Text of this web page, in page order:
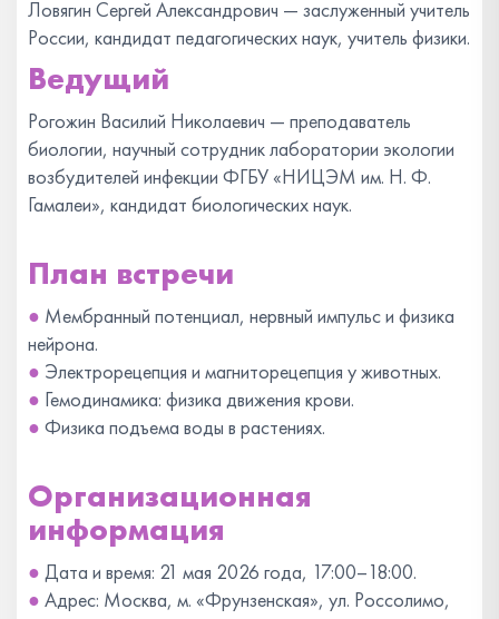
Ловягин Сергей Александрович — заслуженный учитель
России, кандидат педагогических наук, учитель физики.
Ведущий
Рогожин Василий Николаевич — преподаватель
биологии, научный сотрудник лаборатории экологии
возбудителей инфекции ФГБУ «НИЦЭМ им. Н. Ф.
Гамалеи», кандидат биологических наук.
План встречи
● Мембранный потенциал, нервный импульс и физика
нейрона.
● Электрорецепция и магниторецепция у животных.
● Гемодинамика: физика движения крови.
● Физика подъема воды в растениях.
Организационная
информация
● Дата и время: 21 мая 2026 года, 17:00–18:00.
● Адрес: Москва, м. «Фрунзенская», ул. Россолимо,